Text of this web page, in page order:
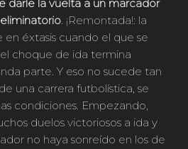
darle la vuelta a un marcador
. ¡Remontada!: la
en éxtasis cuando el que se
choque de ida termina
parte. Y eso no sucede tan
una carrera futbolística, se
condiciones. Empezando,
duelos victoriosos a ida y
no haya sonreído en los de